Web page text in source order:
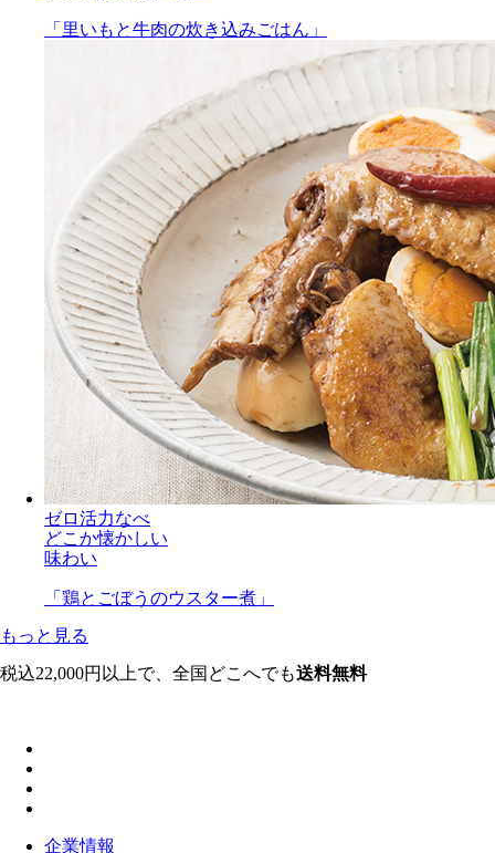
「里いもと牛肉の炊き込みごはん」
ゼロ活力なべ
どこか懐かしい
味わい
「鶏とごぼうのウスター煮」
もっと見る
税込22,000円以上で、全国どこへでも送料無料
企業情報